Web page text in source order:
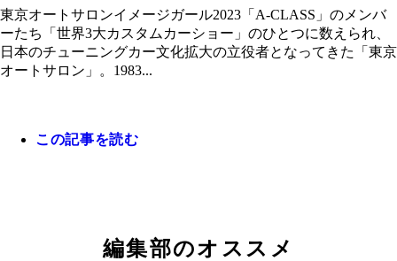
東京オートサロンイメージガール2023「A-CLASS」のメンバ
ーたち「世界3大カスタムカーショー」のひとつに数えられ、
日本のチューニングカー文化拡大の立役者となってきた「東京
オートサロン」。1983...
この記事を読む
編集部のオススメ